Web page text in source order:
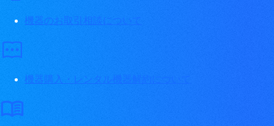
機器のお取引相談について
機器購入・レンタル機器解約について